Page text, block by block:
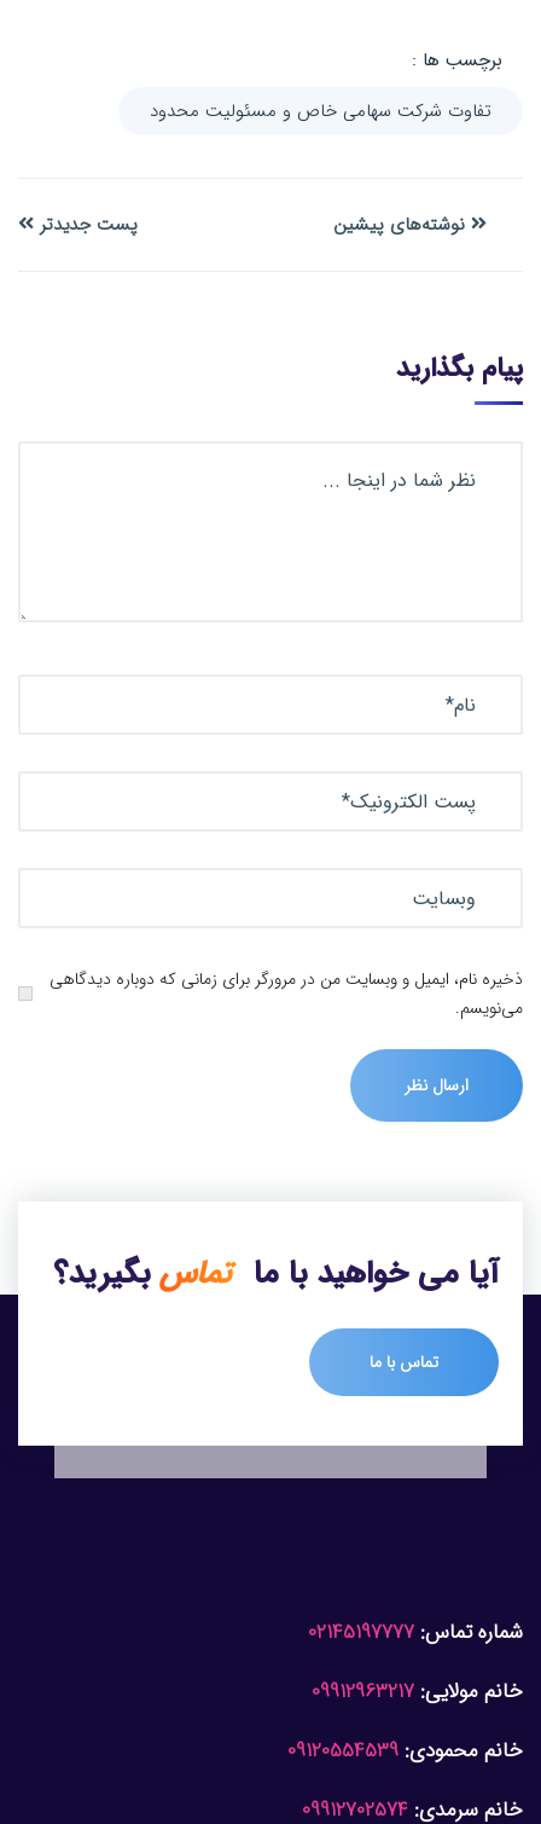
برچسب ها :
تفاوت شرکت سهامی خاص و مسئولیت محدود
نوشته‌های پیشین پست جدیدتر
پیام بگذارید
ذخیره نام، ایمیل و وبسایت من در مرورگر برای زمانی که دوباره دیدگاهی
می‌نویسم.
آیا می خواهید با ما تماسبگیرید؟
تماس با ما
شماره تماس: 02145197777
خانم مولایی: 09912963217
خانم محمودی: 09120554539
خانم سرمدی: 09912702574